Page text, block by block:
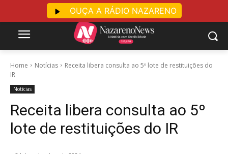
Home Notícias
Receita libera consulta ao 5º lote de restituições do
IR
Notícias
Receita libera consulta ao 5º
lote de restituições do IR
OUÇA A RÁDIO NAZARENO